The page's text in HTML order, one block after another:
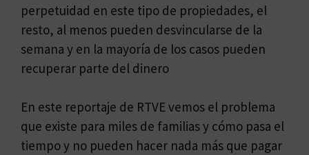
perpetuidad en este tipo de propiedades, el
resto, al menos pueden desvincularse de la
semana y en la mayoría de los casos pueden
recuperar parte del dinero
En este reportaje de RTVE vemos el problema
que existe para miles de familias y cómo pasa el
tiempo y no pueden hacer nada más que pagar